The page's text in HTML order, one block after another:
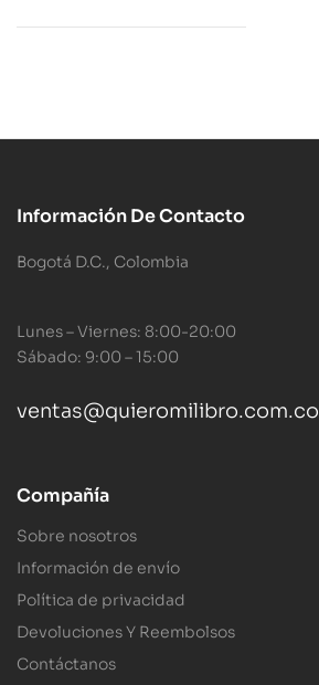
Información De Contacto
Bogotá D.C., Colombia
Lunes – Viernes: 8:00-20:00
Sábado: 9:00 – 15:00
ventas@quieromilibro.com.co
Compañía
Sobre nosotros
Información de envío
Política de privacidad
Devoluciones Y Reembolsos
Contáctanos